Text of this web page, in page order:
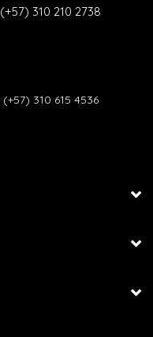
(+57) 310 210 2738
(+57) 310 615 4536